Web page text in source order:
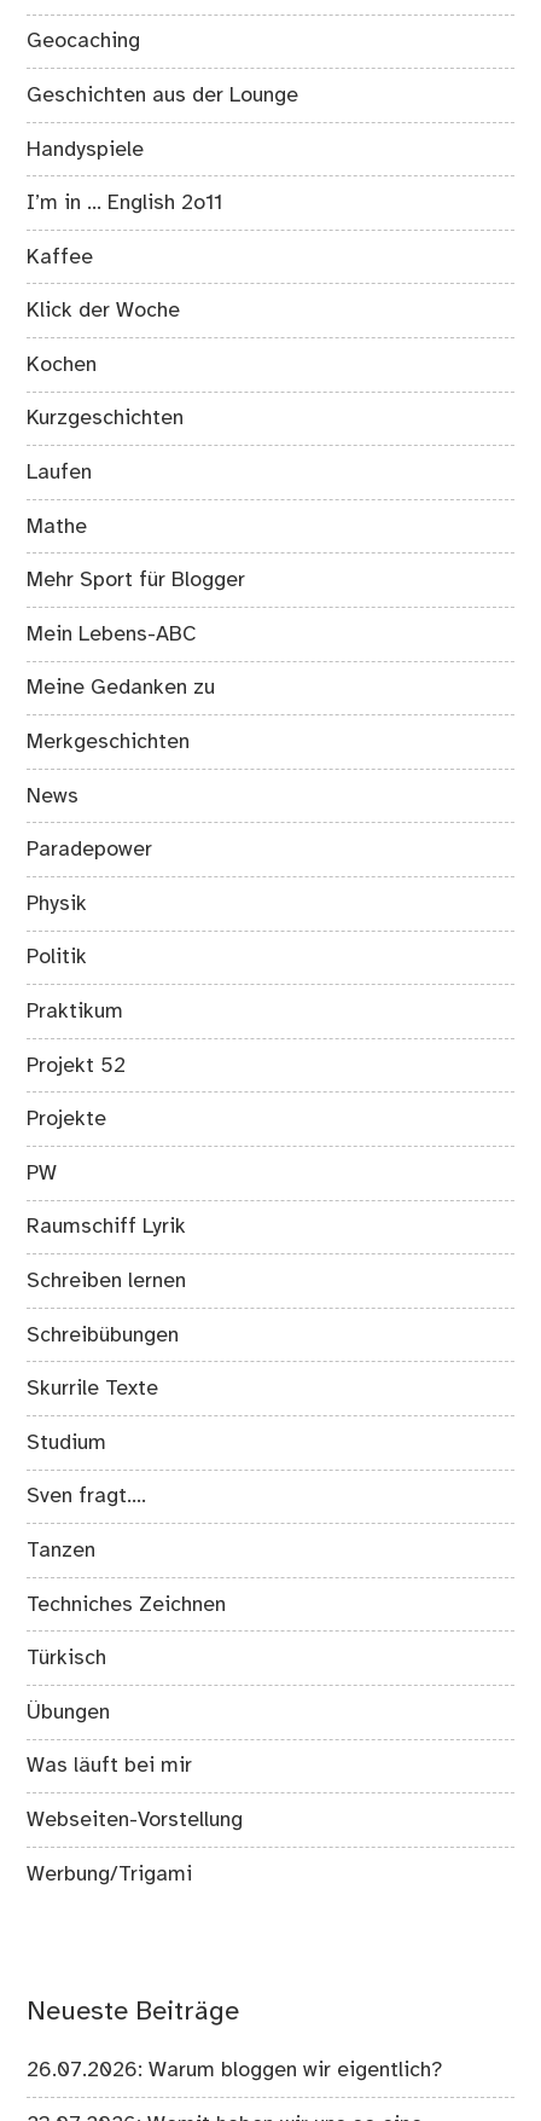
Geocaching
Geschichten aus der Lounge
Handyspiele
I’m in … English 2o11
Kaffee
Klick der Woche
Kochen
Kurzgeschichten
Laufen
Mathe
Mehr Sport für Blogger
Mein Lebens-ABC
Meine Gedanken zu
Merkgeschichten
News
Paradepower
Physik
Politik
Praktikum
Projekt 52
Projekte
PW
Raumschiff Lyrik
Schreiben lernen
Schreibübungen
Skurrile Texte
Studium
Sven fragt….
Tanzen
Techniches Zeichnen
Türkisch
Übungen
Was läuft bei mir
Webseiten-Vorstellung
Werbung/Trigami
Neueste Beiträge
26.07.2026: Warum bloggen wir eigentlich?